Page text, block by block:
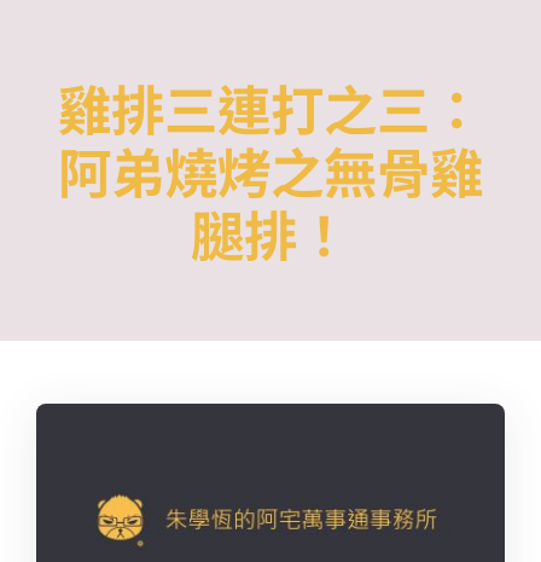
content雞排三連打之三：
阿弟燒烤之無骨雞
腿排！